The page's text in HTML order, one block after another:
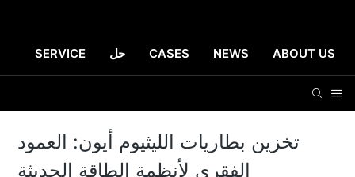
SERVICE حل CASES NEWS ABOUT US
تخزين بطاريات الليثيوم أيون: العمود
الفقري لأنظمة الطاقة الحديثة